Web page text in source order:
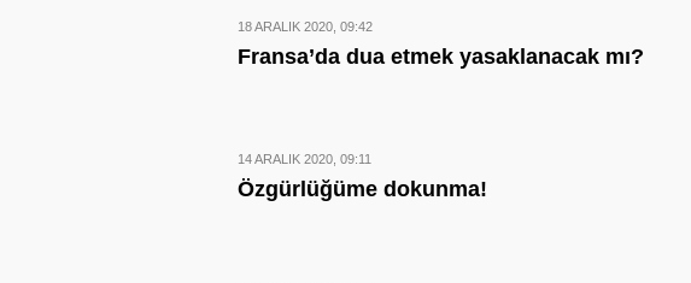
18 ARALIK 2020, 09:42
Fransa’da dua etmek yasaklanacak mı?
14 ARALIK 2020, 09:11
Özgürlüğüme dokunma!